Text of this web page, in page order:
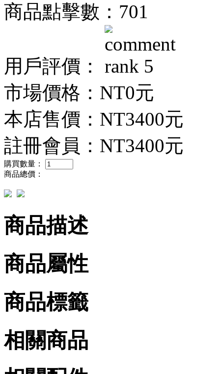
商品點擊數：701
用戶評價：
市場價格： NT0元
本店售價： NT3400元
註冊會員： NT3400元
購買數量：
商品總價：
商品描述
商品屬性
商品標籤
相關商品